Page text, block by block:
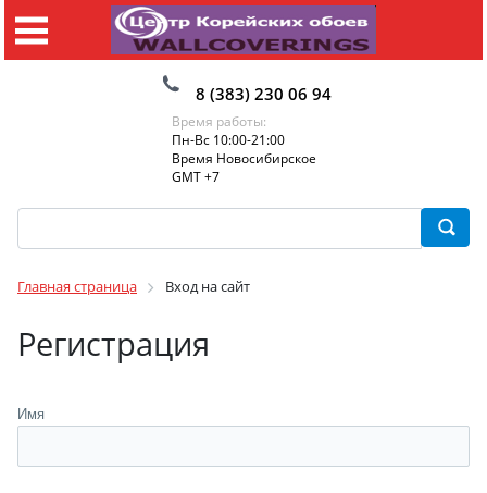
8 (383) 230 06 94
Время работы:
Пн-Вс 10:00-21:00
Время Новосибирское
GMT +7
Главная страница Вход на сайт
Регистрация
Имя